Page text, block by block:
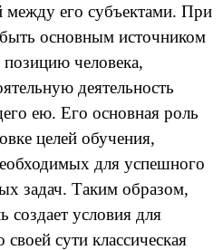
между его субъектами. При
быть основным источником
человека,
деятельность
ею. Его основная роль
целей обучения,
для успешного
задач. Таким образом,
создает условия для
сути классическая